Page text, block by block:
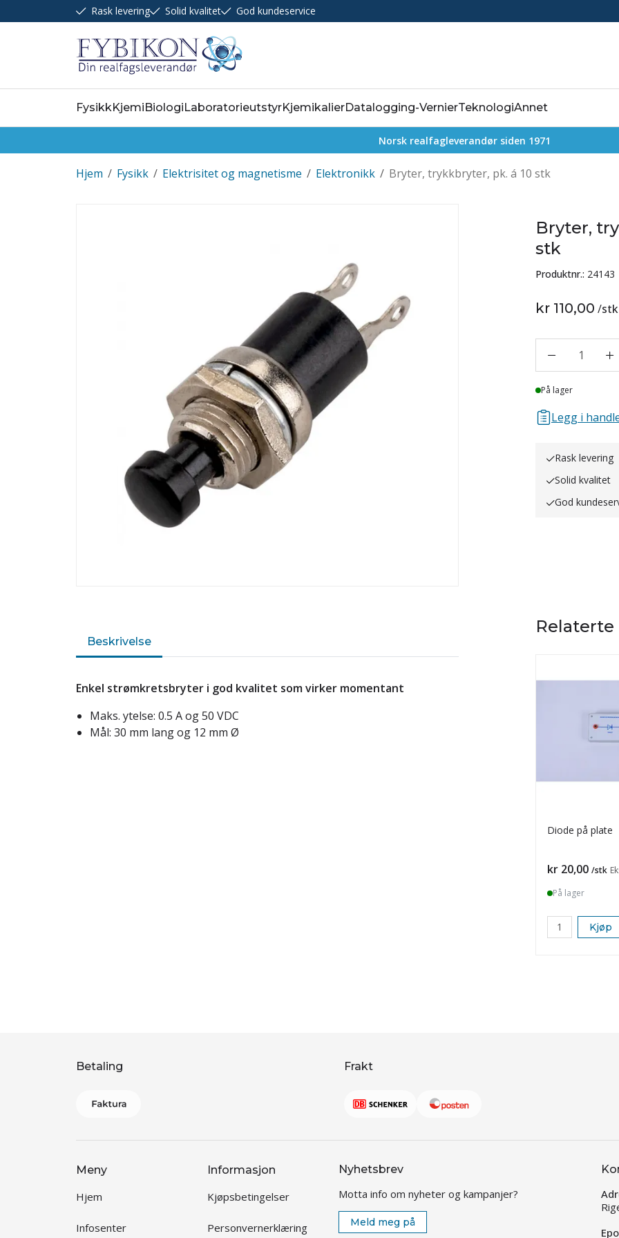
Rask levering Solid kvalitet God kundeservice
FysikkKjemiBiologiLaboratorieutstyrKjemikalierDatalogging-VernierTeknologiAnnet
Norsk realfagleverandør siden 1971
/
Hjem /
Fysikk /
Elektrisitet og magnetisme /
Elektronikk Bryter, trykkbryter, pk. á 10 stk
Bryter,
stk
Produktnr.: 24143
kr 110,00 /stk
1
Lager
På lager
Legg i
Rask levering
Solid kvalitet
God
Beskrivelse
Enkel strømkretsbryter i god kvalitet som virker momentant
Maks. ytelse: 0.5 A og 50 VDC
Mål: 30 mm lang og 12 mm Ø
Diode på plate
Pris
kr 20,00 /stk
På lager
Kjøp
Betaling Frakt
Meny
Hjem
Infosenter
Informasjon
Kjøpsbetingelser
Personvernerklæring
Nyhetsbrev
Motta info om nyheter og kampanjer?
Meld meg på